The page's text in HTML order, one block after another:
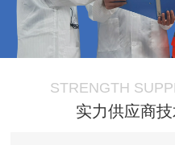
STRENGTH
实力供应商